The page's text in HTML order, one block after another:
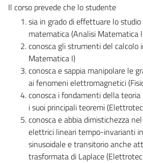
Il corso prevede che lo studente
sia in grado di effettuare lo
matematica (Analisi Matematica
conosca gli strumenti del calcolo
Matematica I)
conosca e sappia manipolare le
ai fenomeni elettromagnetici
conosca i fondamenti della teoria
i suoi principali teoremi
conosca e abbia dimistichezza
elettrici lineari tempo-invarianti
sinusoidale e transitorio anche
trasformata di Laplace